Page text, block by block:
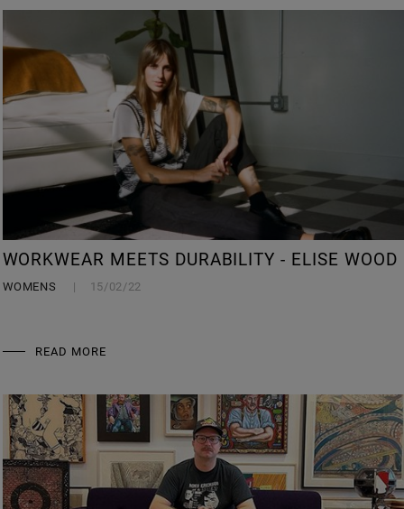
WORKWEAR MEETS DURABILITY - ELISE WOOD
WOMENS 15/02/22
READ MORE